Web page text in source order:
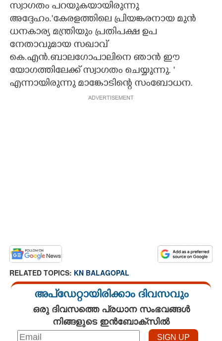
സ്വാഗതം പറയുകയായിരുന്നു
അദ്ദേഹം.'കേരളത്തിലെ പ്രിയങ്കരനായ മുൻ
ധനകാര്യ മന്ത്രിയും പ്രതിപക്ഷ ഉപ
നേതാവുമായ സഖാവ്
കെ.എൻ.ബാലഗോപാലിനെ ഞാൻ ഈ
യോഗത്തിലേക്ക് സ്വാഗതം ചെയ്യുന്നു. '
എന്നായിരുന്നു മാങ്കോടിന്റെ സംബോധന.
ADVERTISEMENT
RELATED TOPICS: KN BALAGOPAL
അപ്ഡേറ്റായിരിക്കാം ദിവസവും
ഒരു ദിവസത്തെ പ്രധാന സംഭവങ്ങൾ
നിങ്ങളുടെ ഇൻബോക്സിൽ